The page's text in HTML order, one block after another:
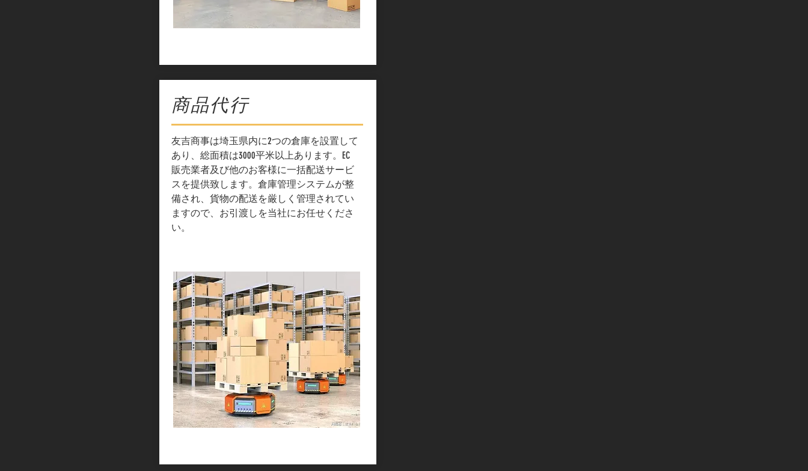
商品代行
友吉商事は埼玉県内に2つの倉庫を設置して
あり、総面積は3000平米以上あります。EC
販売業者及び他のお客様に一括配送サービ
スを提供致します。倉庫管理システムが整
備され、貨物の配送を厳しく管理されてい
ますので、お引渡しを当社にお任せくださ
い。